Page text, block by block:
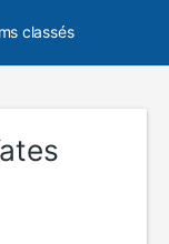
classés